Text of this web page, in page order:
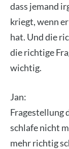
dass jemand
kriegt, wenn
hat. Und die
die rich­ti­ge
wich­tig.
Jan:
Fra­ge­stel­lung
schla­fe nicht
mehr rich­tig